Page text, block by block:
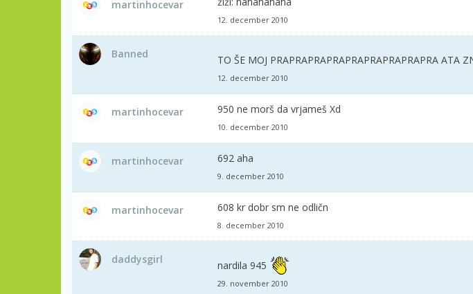
martinhocevar
12. december 2010
Banned TO ŠE MOJ PRAPRAPRAPRAPRAPRAPRAPRAPRA ATA
12. december 2010
martinhocevar 950 ne morš da vrjameš Xd
10. december 2010
martinhocevar 692 aha
9. december 2010
martinhocevar 608 kr dobr sm ne odličn
8. december 2010
daddysgirl nardila 945
29. november 2010